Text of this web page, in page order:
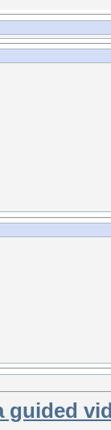
guided